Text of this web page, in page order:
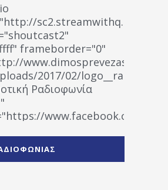
frameborder="0"
www.dimosprevezas.gr/wp-
2017/02/
Ραδιοφωνία
www.facebook.com/
" artist="" ]